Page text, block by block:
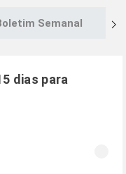
Semanal
dias para